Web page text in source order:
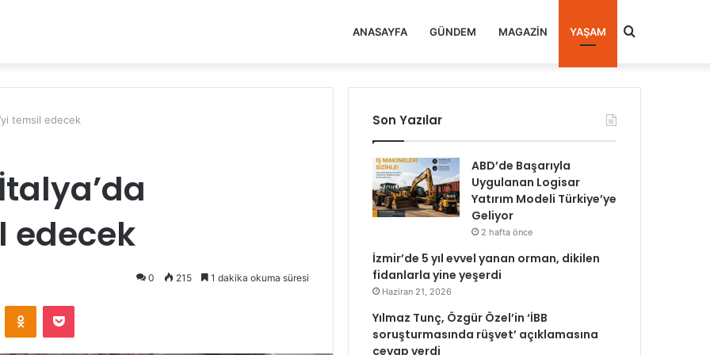
ANASAYFA GÜNDEM MAGAZIN YAŞAM Arama
temsil edecek
edecek
0 215 1 dakika okuma süresi
Odnoklassniki
Pocket
Son Yazılar
ABD’de Başarıyla
Uygulanan Logisar
Yatırım Modeli Türkiye’ye
Geliyor
2 hafta önce
İzmir’de 5 yıl evvel yanan orman, dikilen
fidanlarla yine yeşerdi
Haziran 21, 2026
Yılmaz Tunç, Özgür Özel’in ‘İBB
soruşturmasında rüşvet’ açıklamasına
cevap verdi